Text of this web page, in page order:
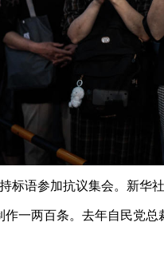
标语参加抗议集会。新华
一两百条。去年自民党